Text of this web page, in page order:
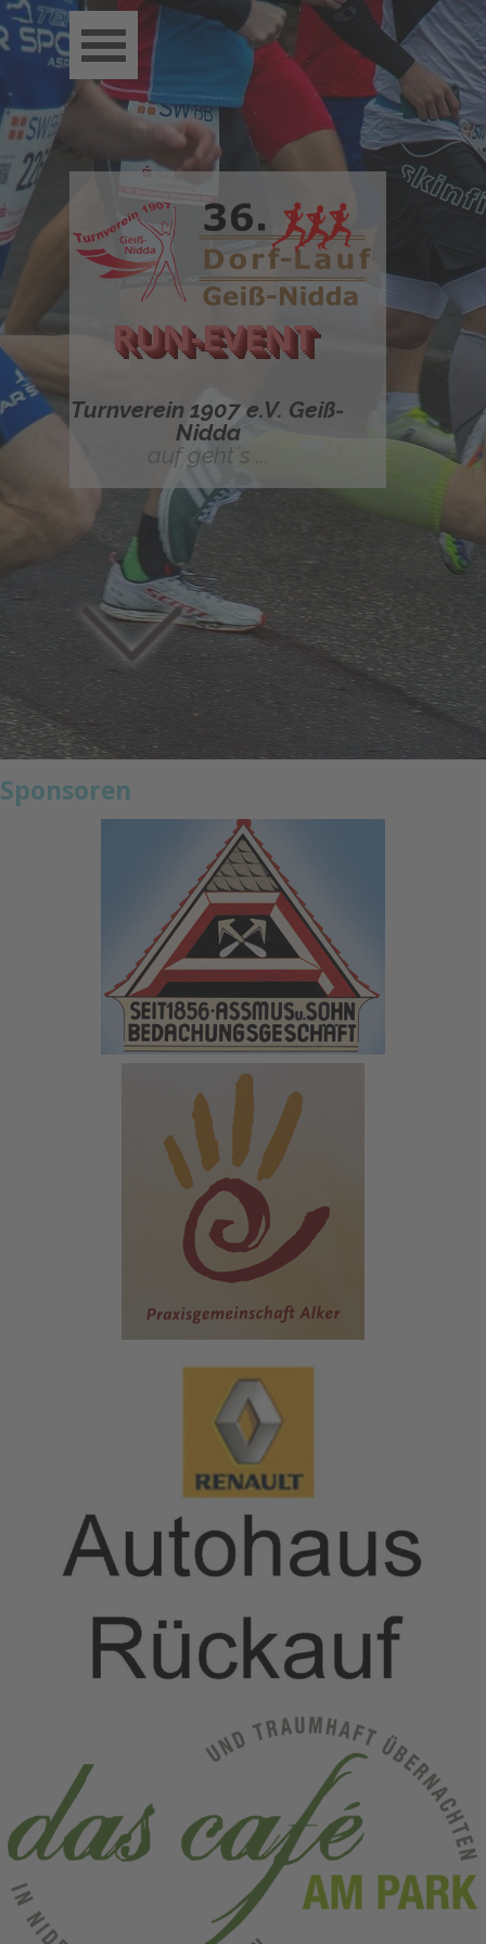
Direkt zum Seiteninhalt
Menü überspringen
RUN-EVENT
Turnverein 1907 e.V. Geiß-
Nidda
auf geht´s ...
Sponsoren